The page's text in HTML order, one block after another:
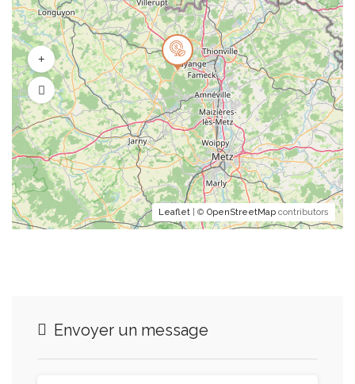
Leaflet | © OpenStreetMap contributors
Envoyer un message